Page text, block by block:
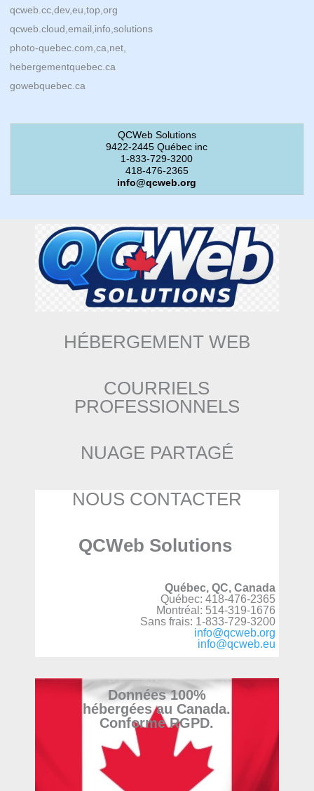
qcweb.cc,dev,eu,top,org
qcweb.cloud,email,info,solutions
photo-quebec.com,ca,net,
hebergementquebec.ca
gowebquebec.ca
QCWeb Solutions
9422-2445 Québec inc
1-833-729-3200
418-476-2365
info@qcweb.org
HÉBERGEMENT WEB
COURRIELS
PROFESSIONNELS
NUAGE PARTAGÉ
NOUS CONTACTER
QCWeb Solutions
Québec, QC, Canada
Québec: 418-476-2365
Montréal: 514-319-1676
Sans frais: 1-833-729-3200
info@qcweb.org
info@qcweb.eu
Données 100%
hébergées au Canada.
Conforme RGPD.